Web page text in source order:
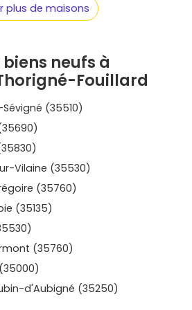
immobilier neuf Thorigné-
entre4 200 et 5 200 €/m²
généreux.
par l'attractivité rennaise, la
progression estimée autour de
secteurs et la période de
zones proches de
ont parfois fait mieux (
secteurs plus périphériques
mesurée (+15 % à +22 %
Rareté foncière à proximité de
liés aux normes
par les étudiants et jeunes
soutient la valeur des biens
:
(balcons, terrasses, jardins) très
plus de maisons
neufs à
Fouillard
(35510)
Vilaine (35530)
(35760)
(35135)
(35760)
d'Aubigné (35250)